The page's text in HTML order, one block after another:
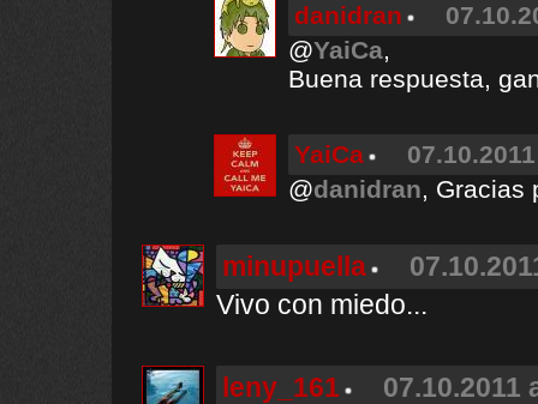
danidran
@YaiCa,
Buena respuesta,
YaiCa
@danidran, Gracias
minupuella
Vivo con miedo...
leny_161
07.10.2011